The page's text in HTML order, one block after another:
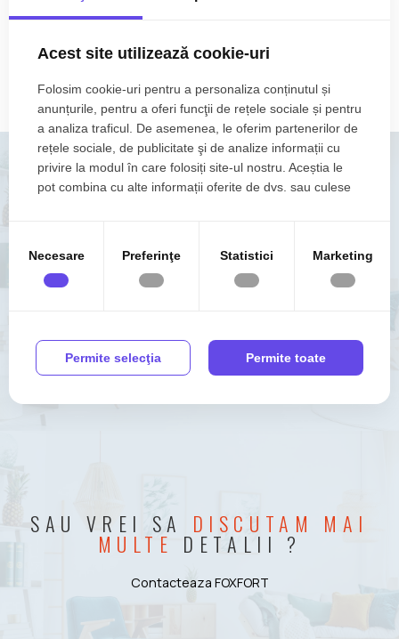
Apartamente de vânzare Giroc zona Nord-Est
Apartamente de vânzare Giroc zona Sud-Est
LOCUINTA ?
Adauga o proprietate in portofoliu FOXFORT
VINDE RAPID CU FOXFORT
SAU VREI SA DISCUTAM MAI
MULTE DETALII ?
Contacteaza FOXFORT
Acest site utilizează cookie-uri
Folosim cookie-uri pentru a personaliza conținutul și
anunțurile, pentru a oferi funcţii de rețele sociale și pentru
a analiza traficul. De asemenea, le oferim partenerilor de
rețele sociale, de publicitate şi de analize informații cu
privire la modul în care folosiți site-ul nostru. Aceștia le
pot combina cu alte informații oferite de dvs. sau culese
Necesare Preferinţe Statistici Marketing
Permite selecţia Permite toate